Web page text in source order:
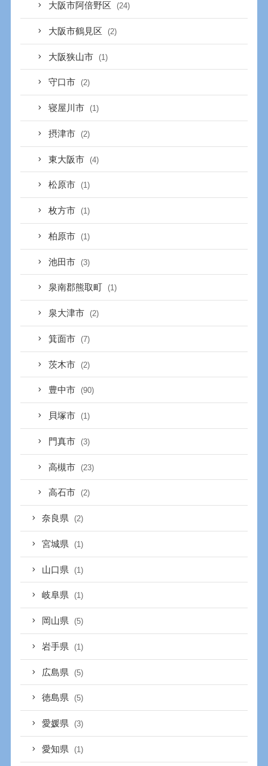
大阪市阿倍野区 (24)
大阪市鶴見区 (2)
大阪狭山市 (1)
守口市 (2)
寝屋川市 (1)
摂津市 (2)
東大阪市 (4)
松原市 (1)
枚方市 (1)
柏原市 (1)
池田市 (3)
泉南郡熊取町 (1)
泉大津市 (2)
箕面市 (7)
茨木市 (2)
豊中市 (90)
貝塚市 (1)
門真市 (3)
高槻市 (23)
高石市 (2)
奈良県 (2)
宮城県 (1)
山口県 (1)
岐阜県 (1)
岡山県 (5)
岩手県 (1)
広島県 (5)
徳島県 (5)
愛媛県 (3)
愛知県 (1)